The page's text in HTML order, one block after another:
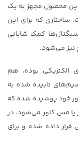
محصول مجهز به یک
ساختاری که برای این
کمک شایانی
نیز می‌شود.
الکتریکی بوده، هم
تابیده شده به
خود پوشیده شده که
یا مس کاور می‌شود. در
قرار داده شده و برای